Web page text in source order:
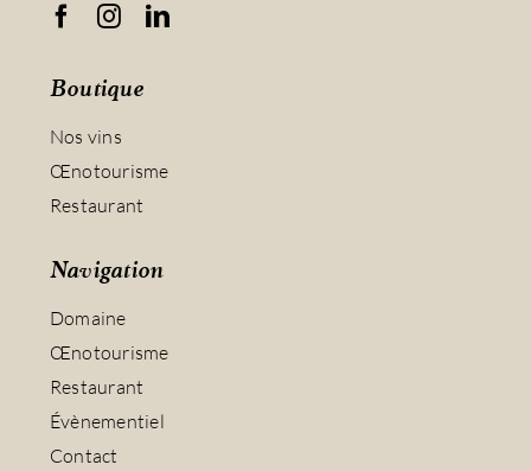
Boutique
Nos vins
Œnotourisme
Restaurant
Navigation
Domaine
Œnotourisme
Restaurant
Évènementiel
Contact